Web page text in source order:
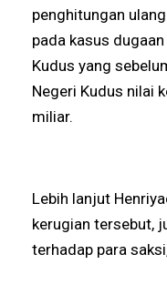
penghitungan
pada kasus
Kudus yang
Negeri Kudus nilai
miliar.
Lebih lanjut
kerugian tersebut,
terhadap para